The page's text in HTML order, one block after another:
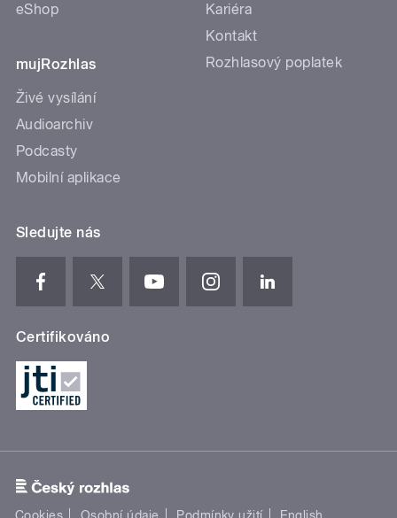
eShop
mujRozhlas
Živé vysílání
Audioarchiv
Podcasty
Mobilní aplikace
Kariéra
Kontakt
Rozhlasový poplatek
Sledujte nás
Certifikováno
Cookies Osobní údaje Podmínky užití English